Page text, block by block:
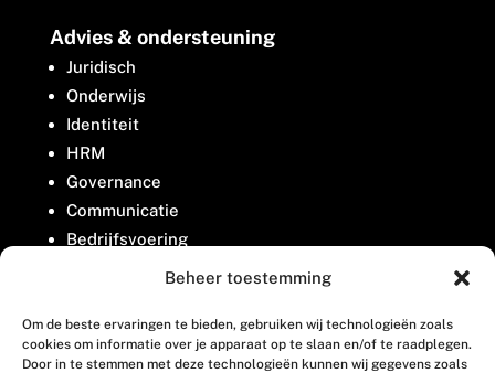
Beheer toestemming
Om de beste ervaringen te bieden, gebruiken wij technologieën zoals
cookies om informatie over je apparaat op te slaan en/of te raadplegen.
Door in te stemmen met deze technologieën kunnen wij gegevens zoals
Advies & ondersteuning
Juridisch
Onderwijs
Identiteit
HRM
Governance
Communicatie
Bedrijfsvoering
Belangenbehartiging
Contact